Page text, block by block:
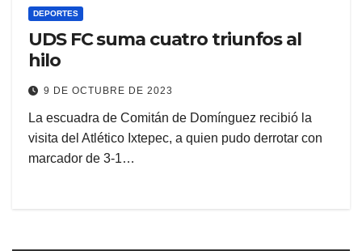
DEPORTES
UDS FC suma cuatro triunfos al
hilo
9 DE OCTUBRE DE 2023
La escuadra de Comitán de Domínguez recibió la
visita del Atlético Ixtepec, a quien pudo derrotar con
marcador de 3-1…